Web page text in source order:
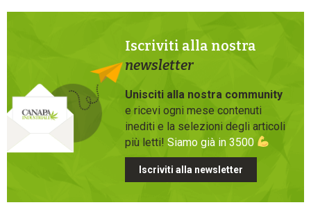
Iscriviti alla nostra
newsletter
Unisciti alla nostra community
e ricevi ogni mese contenuti
inediti e la selezioni degli articoli
più letti! Siamo già in 3500
Iscriviti alla newsletter